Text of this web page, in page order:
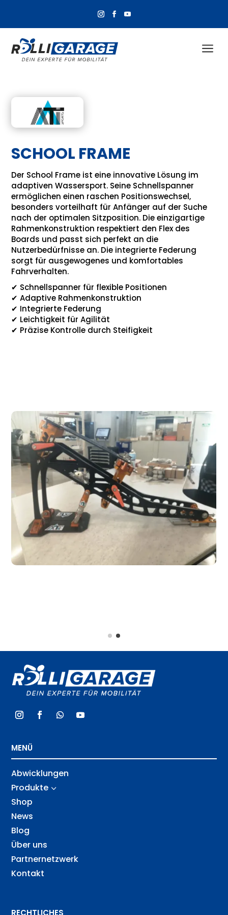
a
SCHOOL FRAME
Der School Frame ist eine innovative Lösung im
adaptiven Wassersport. Seine Schnellspanner
ermöglichen einen raschen Positionswechsel,
besonders vorteilhaft für Anfänger auf der Suche
nach der optimalen Sitzposition. Die einzigartige
Rahmenkonstruktion respektiert den Flex des
Boards und passt sich perfekt an die
Nutzerbedürfnisse an. Die integrierte Federung
sorgt für ausgewogenes und komfortables
Fahrverhalten.
✔ Schnellspanner für flexible Positionen
✔Adaptive Rahmenkonstruktion
✔ Integrierte Federung
✔ Leichtigkeit für Agilität
✔ Präzise Kontrolle durch Steifigkeit
MENÜ
Abwicklungen
Produkte 3
Shop
News
Blog
Über uns
Partnernetzwerk
Kontakt
RECHTLICHES